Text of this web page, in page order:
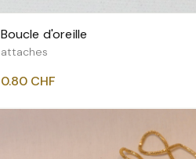
VOIR LES VARIANTES
Boucle d'oreille
attaches
0.80 CHF